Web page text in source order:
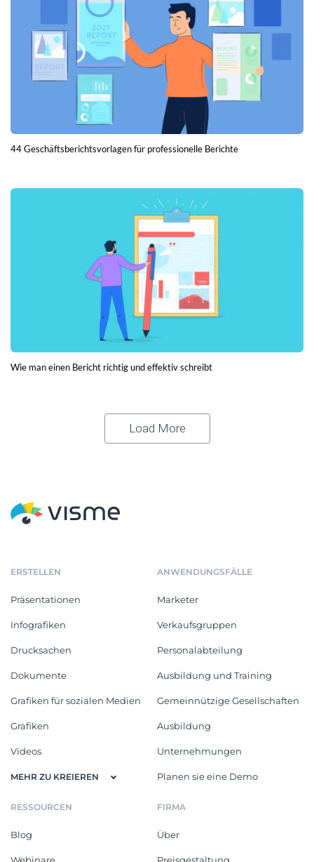
44 Geschäftsberichtsvorlagen für professionelle Berichte
Wie man einen Bericht richtig und effektiv schreibt
Load More
ERSTELLEN
Präsentationen
Infografiken
Drucksachen
Dokumente
Grafiken für sozialen Medien
Grafiken
Videos
MEHR ZU KREIEREN
ANWENDUNGSFÄLLE
Marketer
Verkaufsgruppen
Personalabteilung
Ausbildung und Training
Gemeinnützige Gesellschaften
Ausbildung
Unternehmungen
Planen sie eine Demo
RESSOURCEN
Blog
FIRMA
Über